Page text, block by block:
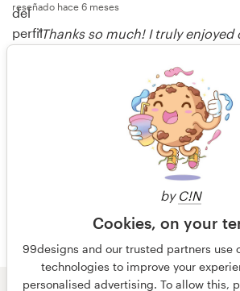
by C!N
Cookies, on your
99designs and our trusted partners use
technologies to improve your
personalised advertising. To allow this,
reseñado hace 6 meses
"Thanks so much! I truly enjoyed
respondido hace 6 meses
Más reseñas